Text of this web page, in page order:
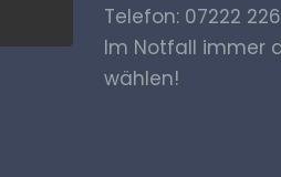
Telefon: 07222
Im Notfall immer
wählen!